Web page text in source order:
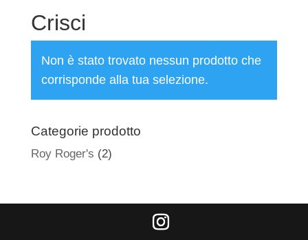
Crisci
Non è stato trovato nessun prodotto che
corrisponde alla tua selezione.
Categorie prodotto
Roy Roger's (2)